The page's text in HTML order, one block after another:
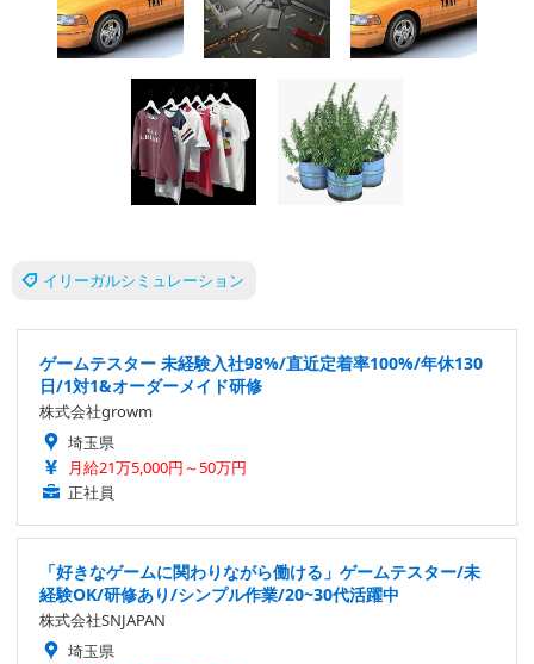
イリーガルシミュレーション
ゲームテスター 未経験入社98%/直近定着率100%/年休130
日/1対1&オーダーメイド研修
株式会社growm
埼玉県
月給21万5,000円～50万円
正社員
「好きなゲームに関わりながら働ける」ゲームテスター/未
経験OK/研修あり/シンプル作業/20~30代活躍中
株式会社SNJAPAN
埼玉県